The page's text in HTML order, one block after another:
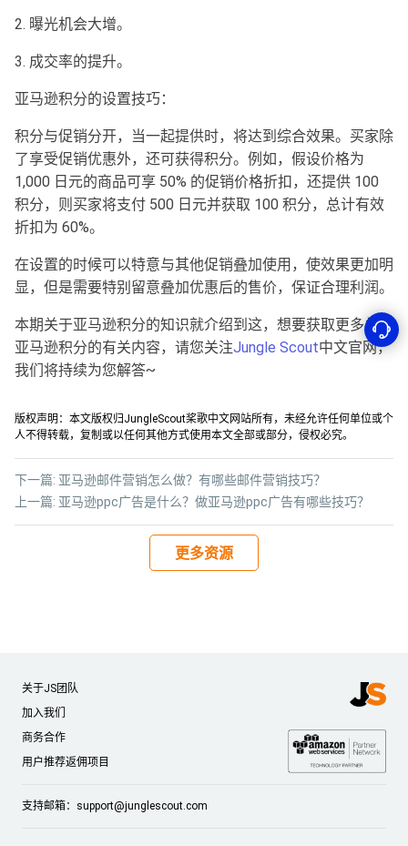
2. 曝光机会大增。
3. 成交率的提升。
亚马逊积分的设置技巧：
积分与促销分开，当一起提供时，将达到综合效果。买家除
了享受促销优惠外，还可获得积分。例如，假设价格为
1,000 日元的商品可享 50% 的促销价格折扣，还提供 100
积分，则买家将支付 500 日元并获取 100 积分，总计有效
折扣为 60%。
在设置的时候可以特意与其他促销叠加使用，使效果更加明
显，但是需要特别留意叠加优惠后的售价，保证合理利润。
本期关于亚马逊积分的知识就介绍到这，想要获取更多关于
亚马逊积分的有关内容，请您关注Jungle Scout中文官网，
我们将持续为您解答~
版权声明：本文版权归JungleScout桨歌中文网站所有，未经允许任何单位或个
人不得转载，复制或以任何其他方式使用本文全部或部分，侵权必究。
上一篇: 亚马逊ppc广告是什么？做亚马逊ppc广告有哪些技巧？
下一篇: 亚马逊邮件营销怎么做？有哪些邮件营销技巧？
更多资源
关于JS团队
加入我们
商务合作
用户推荐返佣项目
支持邮箱： support@junglescout.com